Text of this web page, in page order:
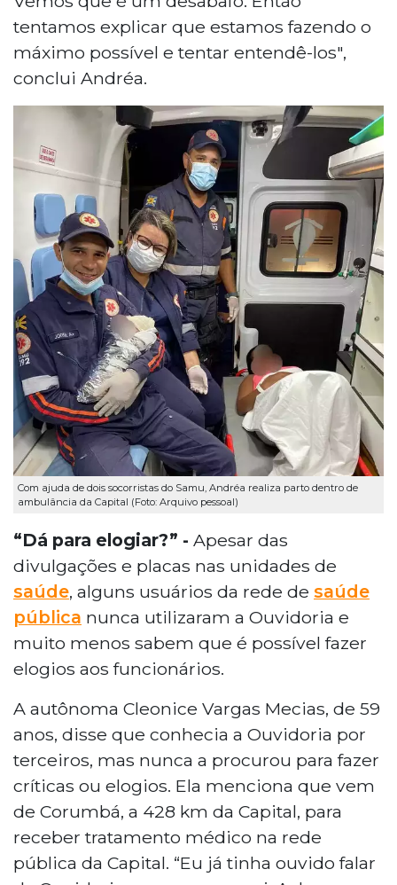
tentamos explicar que estamos fazendo o
máximo possível e tentar entendê-los",
conclui Andréa.
Com ajuda de dois socorristas do Samu, Andréa realiza parto dentro de
ambulância da Capital (Foto: Arquivo pessoal)
“Dá para elogiar?” - Apesar das
divulgações e placas nas unidades de
saúde, alguns usuários da rede de saúde
pública nunca utilizaram a Ouvidoria e
muito menos sabem que é possível fazer
elogios aos funcionários.
A autônoma Cleonice Vargas Mecias, de 59
anos, disse que conhecia a Ouvidoria por
terceiros, mas nunca a procurou para fazer
críticas ou elogios. Ela menciona que vem
de Corumbá, a 428 km da Capital, para
receber tratamento médico na rede
pública da Capital. “Eu já tinha ouvido falar